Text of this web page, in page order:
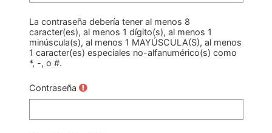
La contraseña debería tener al menos 8
caracter(es), al menos 1 dígito(s), al menos 1
minúscula(s), al menos 1 MAYÚSCULA(S), al menos
1 caracter(es) especiales no-alfanumérico(s) como
*, -, o #.
Contraseña